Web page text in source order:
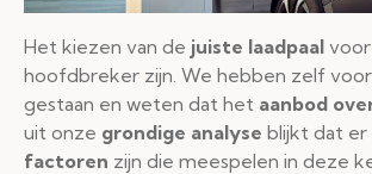
Het kiezen van de juiste laadpaal
hoofdbreker zijn. We hebben zelf
gestaan en weten dat het aanbod
uit onze grondige analyse blijkt dat er
factoren zijn die meespelen in deze